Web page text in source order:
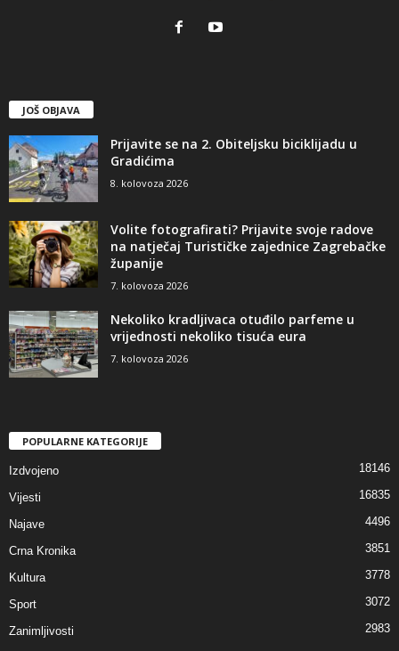
JOŠ OBJAVA
Prijavite se na 2. Obiteljsku biciklijadu u
Gradićima
8. kolovoza 2026
Volite fotografirati? Prijavite svoje radove
na natječaj Turističke zajednice Zagrebačke
županije
7. kolovoza 2026
Nekoliko kradljivaca otuđilo parfeme u
vrijednosti nekoliko tisuća eura
7. kolovoza 2026
POPULARNE KATEGORIJE
Izdvojeno 18146
Vijesti 16835
Najave 4496
Crna Kronika 3851
Kultura 3778
Sport 3072
Zanimljivosti 2983